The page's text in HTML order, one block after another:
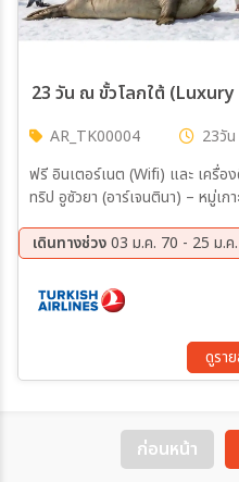
23 วัน ณ ขั้วโลกใต้
AR_TK00004 23วั
ฟรี อินเตอร์เนต (Wifi) และ เครื่
ทริป อูซัวยา (อาร์เจนตินา) – หมู่เก
โฮปเบย์ – แอนตาร์กติกา-อ่าวปลา
เดินทางช่วง03 ม.ค. 70 - 25 ม.ค
ดูรา
ก่อนหน้า